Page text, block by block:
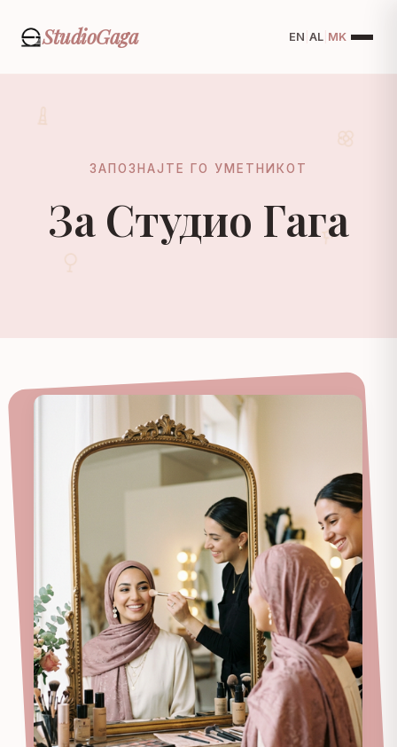
StudioGaga EN AL| MK
ЗАПОЗНАЈТЕ ГО УМЕТНИКОТ
За Студио Гага